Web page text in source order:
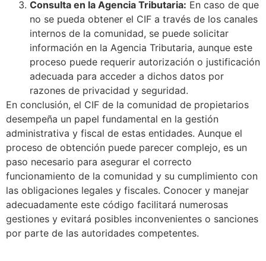
Consulta en la Agencia Tributaria: En caso de que
no se pueda obtener el CIF a través de los canales
internos de la comunidad, se puede solicitar
información en la Agencia Tributaria, aunque este
proceso puede requerir autorización o justificación
adecuada para acceder a dichos datos por
razones de privacidad y seguridad.
En conclusión, el CIF de la comunidad de propietarios
desempeña un papel fundamental en la gestión
administrativa y fiscal de estas entidades. Aunque el
proceso de obtención puede parecer complejo, es un
paso necesario para asegurar el correcto
funcionamiento de la comunidad y su cumplimiento con
las obligaciones legales y fiscales. Conocer y manejar
adecuadamente este código facilitará numerosas
gestiones y evitará posibles inconvenientes o sanciones
por parte de las autoridades competentes.